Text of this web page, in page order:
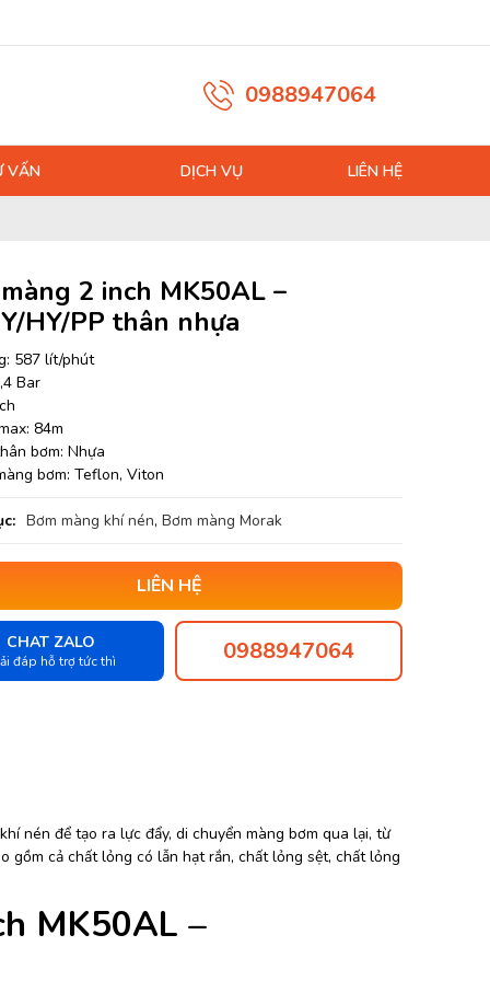
0988947064
VẤN DỊCH VỤ LIÊN HỆ
2 inch MK50AL –
HY/PP thân nhựa
587 lít/phút
Bar
84m
bơm: Nhựa
bơm: Teflon, Viton
Bơm màng khí nén, Bơm màng Morak
LIÊN HỆ
CHAT ZALO
đáp hỗ trợ tức thì 0988947064
nén để tạo ra lực đẩy, di chuyển màng bơm qua lại, từ
gồm cả chất lỏng có lẫn hạt rắn, chất lỏng sệt, chất lỏng
MK50AL –